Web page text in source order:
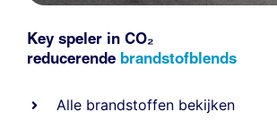
Key speler in CO₂
reducerende brandstofblends
Alle brandstoffen bekijken